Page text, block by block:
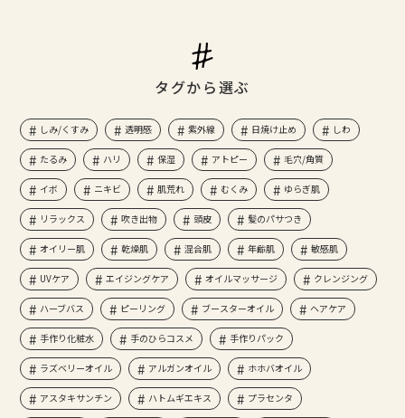
タグから選ぶ
しみ/くすみ 透明感 紫外線 日焼け止め しわ
たるみ ハリ 保湿 アトピー 毛穴/角質
イボ ニキビ 肌荒れ むくみ ゆらぎ肌
リラックス 吹き出物 頭皮 髪のパサつき
オイリー肌 乾燥肌 混合肌 年齢肌 敏感肌
UVケア エイジングケア オイルマッサージ クレンジング
ハーブバス ピーリング ブースターオイル ヘアケア
手作り化粧水 手のひらコスメ 手作りパック
ラズベリーオイル アルガンオイル ホホバオイル
アスタキサンチン ハトムギエキス プラセンタ